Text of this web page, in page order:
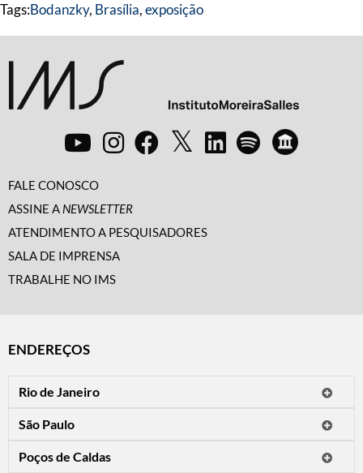
Tags:Bodanzky, Brasília,exposição
FALE CONOSCO
ASSINE A NEWSLETTER
ATENDIMENTO A PESQUISADORES
SALA DE IMPRENSA
TRABALHE NO IMS
ENDEREÇOS
Rio de Janeiro
Horário de visitação: a programação do IMS no Rio de Janeiro será
apresentada em instituições culturais parceiras.
São Paulo
CEP 01310-300 - São Paulo/SP
Poços de Caldas